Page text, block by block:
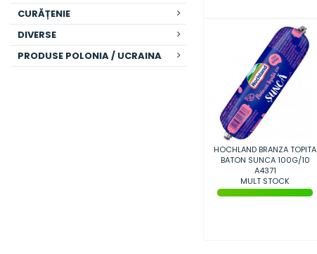
CURĂȚENIE
DIVERSE
PRODUSE POLONIA / UCRAINA
HOCHLAND BRANZA TOPITA
BATON SUNCA 100G/10
A4371
MULT STOCK